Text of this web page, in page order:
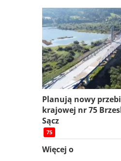
Planują nowy
krajowej nr 75
Sącz
75
Więcej o